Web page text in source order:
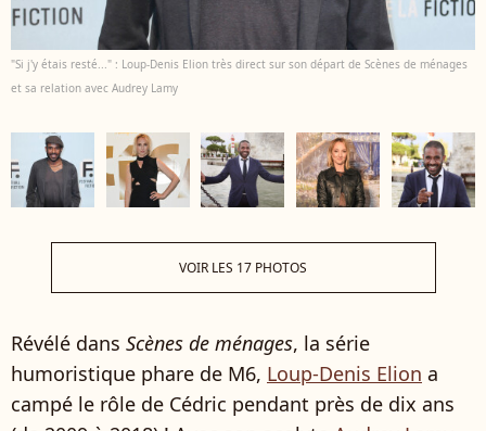
"Si j'y étais resté..." : Loup-Denis Elion très direct sur son départ de Scènes de ménages
et sa relation avec Audrey Lamy
VOIR LES 17 PHOTOS
Révélé dans Scènes de ménages, la série
humoristique phare de M6, Loup-Denis Elion a
campé le rôle de Cédric pendant près de dix ans